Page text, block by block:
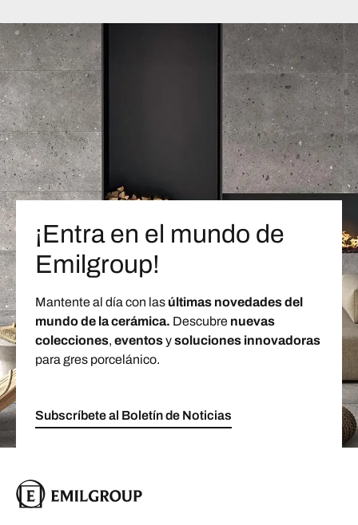
¡Entra en el mundo de
Emilgroup!
Mantente al día con las últimas novedades del
mundo de la cerámica. Descubre nuevas
colecciones, eventosysoluciones innovadoras
para gres porcelánico.
Subscríbete al Boletín de Noticias